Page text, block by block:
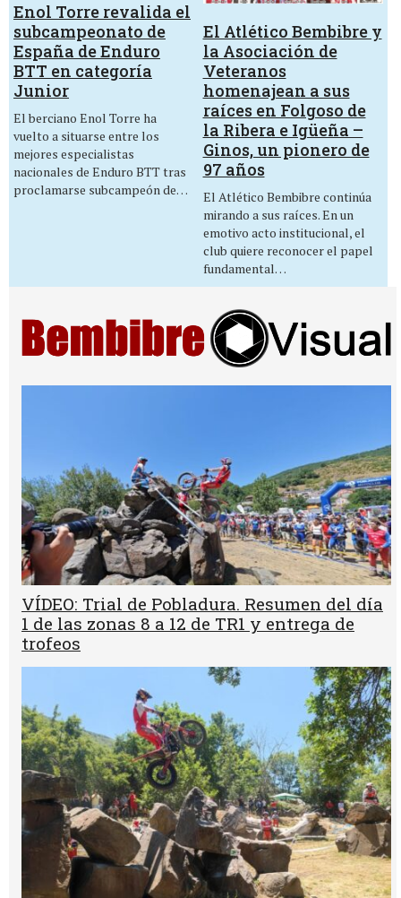
Enol Torre revalida el
subcampeonato de
España de Enduro
BTT en categoría
Junior
El berciano Enol Torre ha
vuelto a situarse entre los
mejores especialistas
nacionales de Enduro BTT tras
proclamarse subcampeón de…
El Atlético Bembibre y
la Asociación de
Veteranos
homenajean a sus
raíces en Folgoso de
la Ribera e Igüeña –
Ginos, un pionero de
97 años
El Atlético Bembibre continúa
mirando a sus raíces. En un
emotivo acto institucional, el
club quiere reconocer el papel
fundamental…
VÍDEO: Trial de Pobladura. Resumen del día
1 de las zonas 8 a 12 de TR1 y entrega de
trofeos